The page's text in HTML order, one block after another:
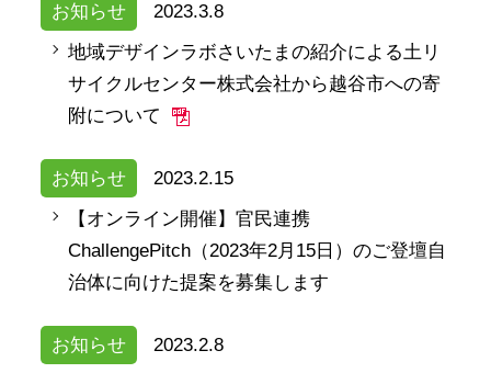
お知らせ
2023.3.8
地域デザインラボさいたまの紹介による土リ
サイクルセンター株式会社から越谷市への寄
附について
お知らせ
2023.2.15
【オンライン開催】官民連携
ChallengePitch（2023年2月15日）のご登壇自
治体に向けた提案を募集します
お知らせ 2023.2.8